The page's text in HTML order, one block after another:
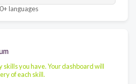
languages
skills you have. Your dashboard will
of each skill.